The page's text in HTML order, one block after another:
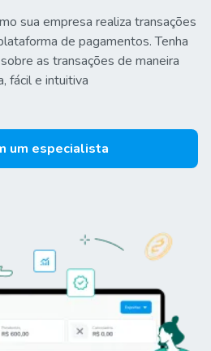
sua empresa realiza transações
de pagamentos. Tenha
as transações de maneira
fácil e intuitiva
um especialista